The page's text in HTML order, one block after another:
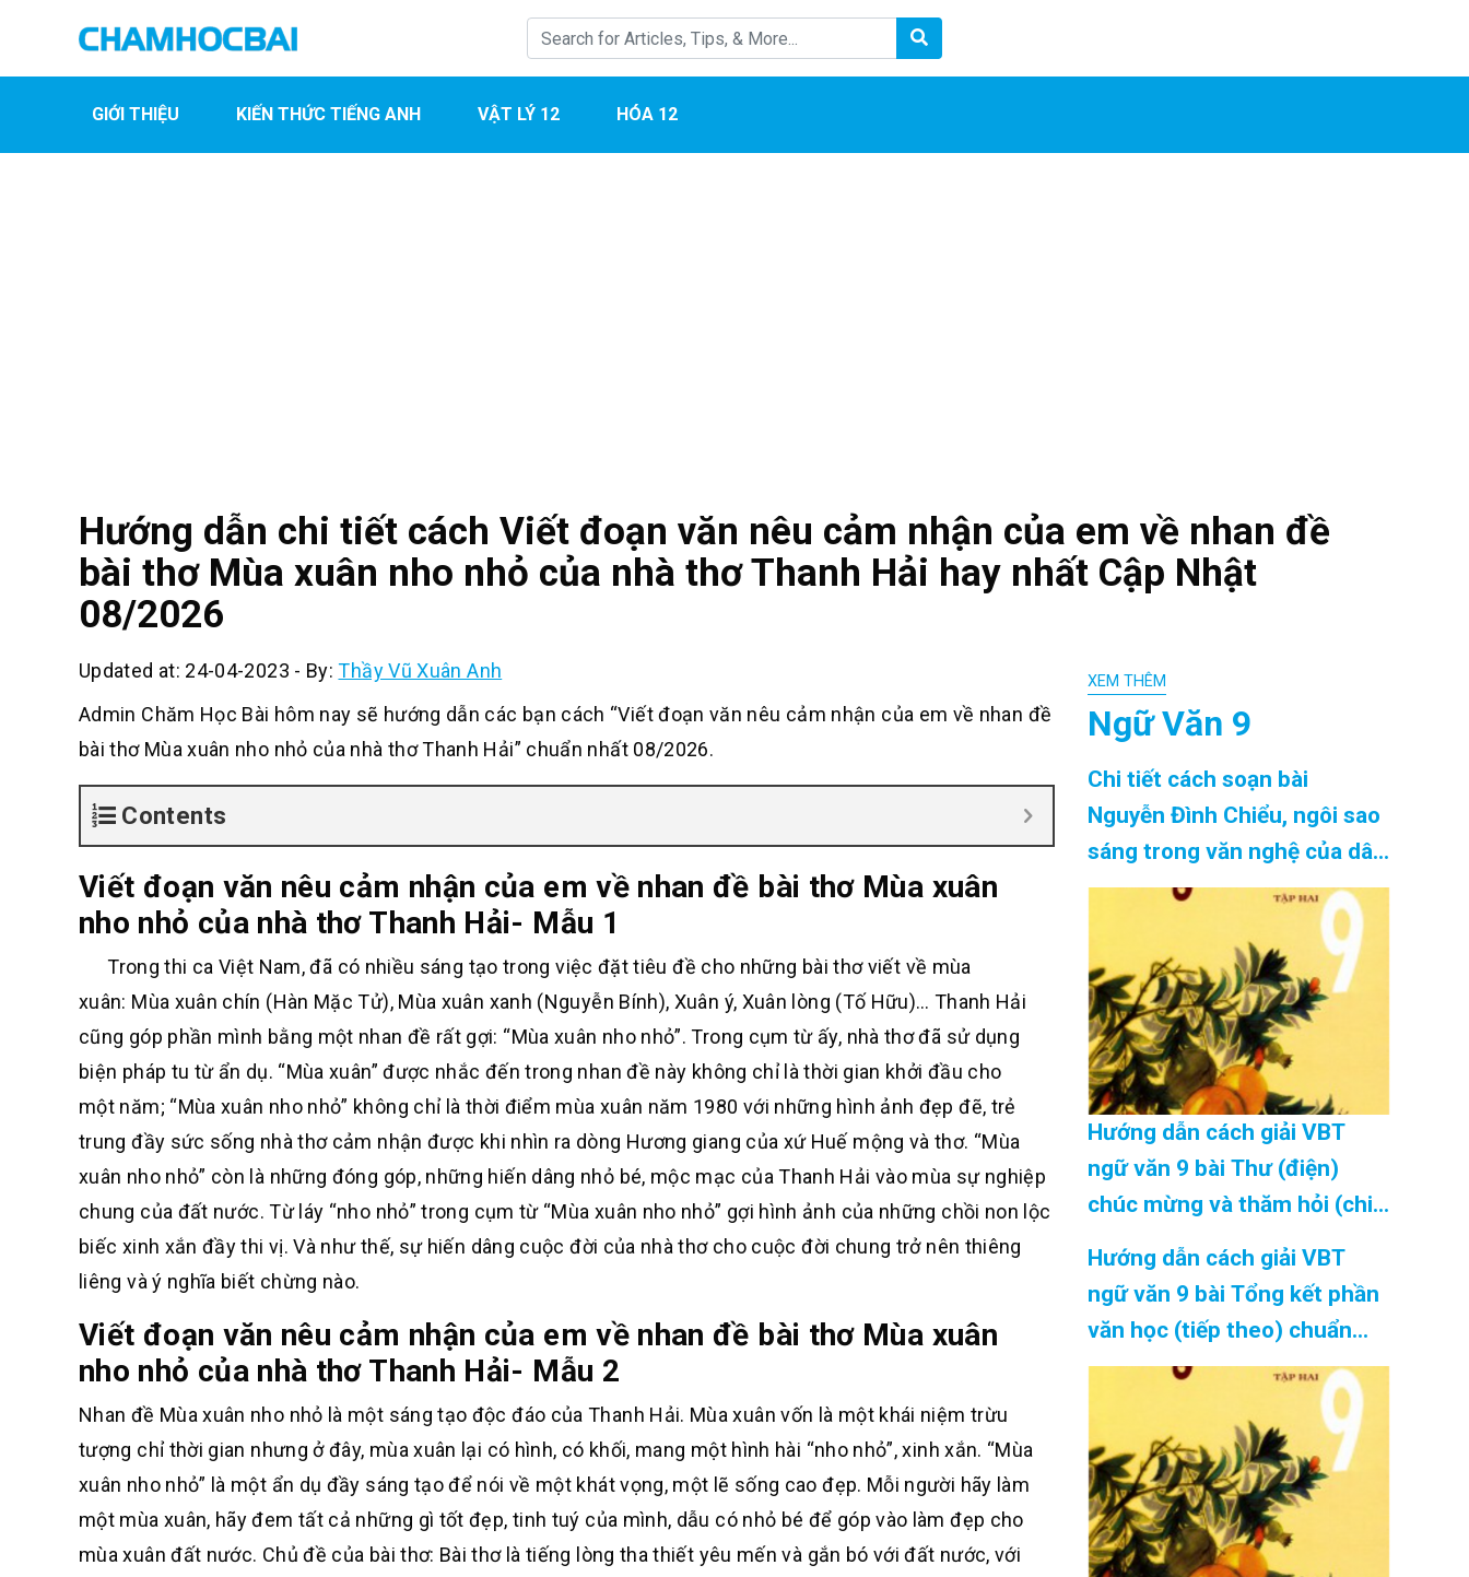
GIỚI THIỆU KIẾN THỨC TIẾNG ANH VẬT LÝ 12 HÓA 12
Hướng dẫn chi tiết cách Viết đoạn văn nêu cảm nhận của em về nhan đề
bài thơ Mùa xuân nho nhỏ của nhà thơ Thanh Hải hay nhất Cập Nhật
08/2026
Updated at: 24-04-2023 - By:Thầy Vũ Xuân Anh
Admin Chăm Học Bài hôm nay sẽ hướng dẫn các bạn cách “Viết đoạn văn nêu cảm nhận của em về nhan đề
bài thơ Mùa xuân nho nhỏ của nhà thơ Thanh Hải” chuẩn nhất 08/2026.
Contents
Viết đoạn văn nêu cảm nhận của em về nhan đề bài thơ Mùa xuân
nho nhỏ của nhà thơ Thanh Hải- Mẫu 1
Trong thi ca Việt Nam, đã có nhiều sáng tạo trong việc đặt tiêuđề cho những bài thơ viết về mùa
xuân: Mùa xuân chín (Hàn Mặc Tử), Mùa xuân xanh (Nguyễn Bính), Xuân ý, Xuân lòng (Tố Hữu)… Thanh Hải
cũng góp phần mình bằng một nhan đề rất gợi: “Mùa xuân nho nhỏ”.Trong cụm từ ấy, nhà thơ đã sử dụng
biện pháp tu từ ẩn dụ. “Mùaxuân” được nhắc đếntrong nhan đề này không chỉ là thời gian khởi đầu cho
một năm; “Mùaxuân nho nhỏ” không chỉ là thời điểm mùa xuân năm 1980 với những hình ảnh đẹp đẽ, trẻ
trungđầy sức sống nhà thơ cảm nhận được khi nhìn ra dòng Hương giang của xứ Huế mộng và thơ. “Mùa
xuân nho nhỏ” còn là những đóng góp, những hiến dâng nhỏ bé, mộc mạc của Thanh Hải vào mùa sự nghiệp
chung của đất nước. Từ láy “nho nhỏ”trong cụm từ “Mùa xuân nho nhỏ” gợi hình ảnh của những chồi non lộc
biếc xinh xắn đầy thi vị. Và như thế, sự hiến dâng cuộc đời của nhà thơ cho cuộc đời chung trở nên thiêng
liêng và ý nghĩa biết chừng nào.
Viết đoạn văn nêu cảm nhận của em về nhan đề bài thơ Mùa xuân
nho nhỏ của nhà thơ Thanh Hải- Mẫu 2
Nhan đề Mùa xuân nho nhỏ là một sáng tạo độc đáo của Thanh Hải. Mùa xuân vốn là một khái niệm trừu
tượng chỉ thời gian nhưng ở đây, mùa xuân lại có hình, có khối, mang một hình hài “nho nhỏ”, xinh xắn. “Mùa
xuân nho nhỏ” là một ẩn dụ đầy sáng tạo để nói về một khát vọng, một lẽ sống cao đẹp. Mỗi người hãy làm
một mùa xuân, hãy đem tất cả những gì tốt đẹp, tinh tuý của mình, dẫu có nhỏ bé để góp vào làm đẹp cho
mùa xuân đất nước. Chủ đề của bài thơ: Bài thơ là tiếng lòng tha thiết yêu mến và gắn bó với đất nước, với
XEM THÊM
Ngữ Văn 9
Chi tiết cách soạn bài
Nguyễn Đình Chiểu, ngôi sao
sáng trong văn nghệ của dân
tộc siêu ngắn chính xác nhất
Hướng dẫn cách giải VBT
ngữ văn 9 bài Thư (điện)
chúc mừng và thăm hỏi (chi
08/2026
Hướng dẫn cách giải VBT
ngữ văn 9 bài Tổng kết phần
văn học (tiếp theo) chuẩn
nhất Cập Nhật 08/2026